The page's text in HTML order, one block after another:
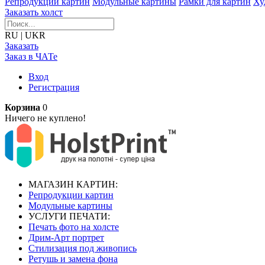
Заказать холст
RU | UKR
Заказать
Заказ в ЧАТе
Вход
Регистрация
Корзина 0
Ничего не куплено!
МАГАЗИН КАРТИН:
Репродукции картин
Модульные картины
УСЛУГИ ПЕЧАТИ:
Печать фото на холсте
Дрим-Арт портрет
Стилизация под живопись
Ретушь и замена фона